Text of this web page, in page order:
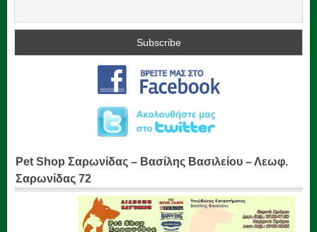
Pet Shop Σαρωνίδας – Βασίλης Βασιλείου – Λεωφ.
Σαρωνίδας 72